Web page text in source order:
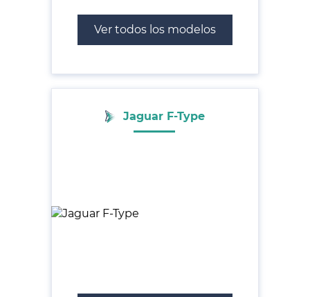
Ver todos los modelos
Jaguar F-Type